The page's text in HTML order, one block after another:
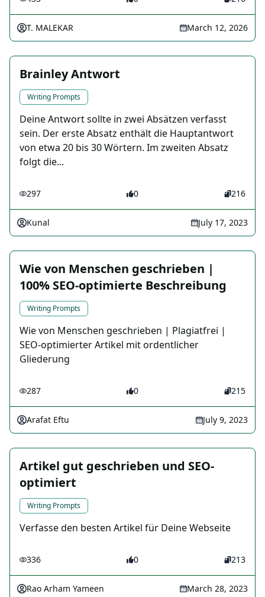
T. MALEKAR March 12, 2026
Brainley Antwort
Writing Prompts
Deine Antwort sollte in zwei Absätzen verfasst
sein. Der erste Absatz enthält die Hauptantwort
von etwa 20 bis 30 Wörtern. Im zweiten Absatz
folgt die...
297 0 216
Kunal July 17, 2023
Wie von Menschen geschrieben |
100% SEO-optimierte Beschreibung
Writing Prompts
Wie von Menschen geschrieben | Plagiatfrei |
SEO-optimierter Artikel mit ordentlicher
Gliederung
287 0 215
Arafat Eftu July 9, 2023
Artikel gut geschrieben und SEO-
optimiert
Writing Prompts
Verfasse den besten Artikel für Deine Webseite
336 0 213
Rao Arham Yameen March 28, 2023